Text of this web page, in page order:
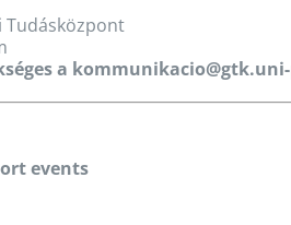
Tudásközpont
a
events